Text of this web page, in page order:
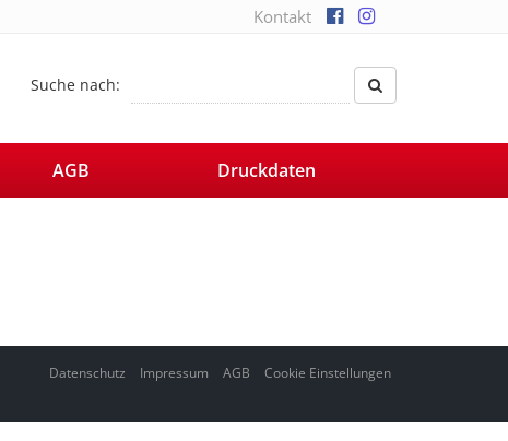
Kontakt
Suche nach:
AGB Druckdaten
Datenschutz Impressum AGB Cookie Einstellungen